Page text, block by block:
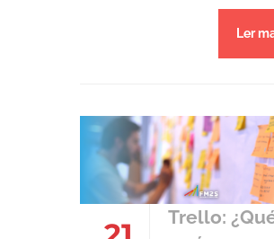
producto o servicio
exclusivo. Por lo tanto,
actividades que se
proyectos. La
hacer que los
sucedan de la mejor
manera posible,
cumpliendo con sus […]
Ler
Trello: